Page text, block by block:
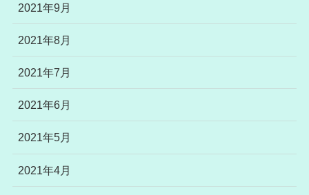
2021年9月
2021年8月
2021年7月
2021年6月
2021年5月
2021年4月